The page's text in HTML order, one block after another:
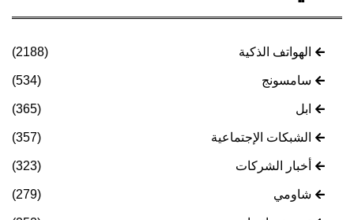
الهواتف الذكية (2188)
سامسونج (534)
ابل (365)
الشبكات الإجتماعية (357)
أخبار الشركات (323)
شاومي (279)